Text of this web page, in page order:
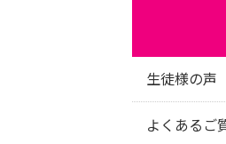
生徒様の声
よくあるご